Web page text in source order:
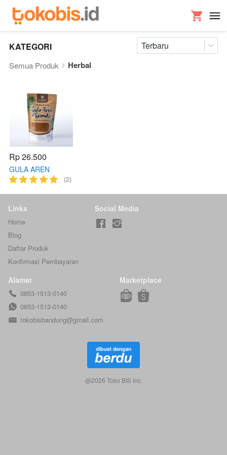
KATEGORI Terbaru
Semua Produk Herbal
Rp 26.500
GULA AREN
SEMUT
(2)
Links
Home
Blog
Daftar Produk
Konfirmasi Pembayaran
Social Media
Alamat
0853-1513-0140
0853-1513-0140
tokobisbandung@gmail.com
Marketplace
@2026 Toko BIS Inc.